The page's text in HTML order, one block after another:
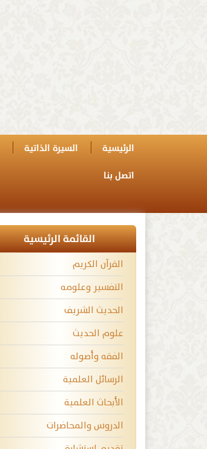
الرئيسية السيرة الذاتية
اتصل بنا
القائمة الرئيسية
القرآن الكريم
التفسير وعلومه
الحديث الشريف
علوم الحديث
الفقه وأصوله
الرسائل العلمية
الأبحاث العلمية
الدروس والمحاضرات